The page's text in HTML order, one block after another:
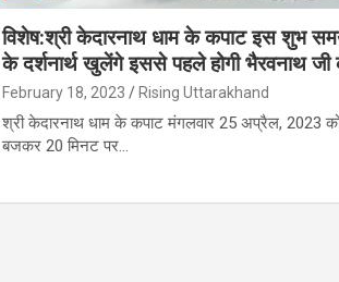
विशेष:श्री केदारनाथ धाम के कपाट इस शुभ
के दर्शनार्थ खुलेंगे इससे पहले होगी भैरवनाथ जी
February 18, 2023 Rising Uttarakhand
श्री केदारनाथ धाम के कपाट मंगलवार 25 अप्रैल, 2023
बजकर 20 मिनट पर…